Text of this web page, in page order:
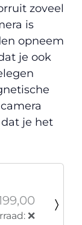
zoveel
is
opneem
je ook
je het
❌